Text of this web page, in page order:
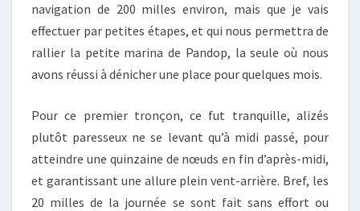
navigation de 200 milles environ, mais que je vais
effectuer par petites étapes, et qui nous permettra de
rallier la petite marina de Pandop, la seule où nous
avons réussi à dénicher une place pour quelques mois.
Pour ce premier tronçon, ce fut tranquille, alizés
plutôt paresseux ne se levant qu’à midi passé, pour
atteindre une quinzaine de nœuds en fin d’après-midi,
et garantissant une allure plein vent-arrière. Bref, les
20 milles de la journée se sont fait sans effort ou